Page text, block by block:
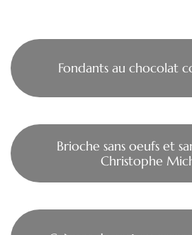
Fondants au chocolat
Brioche sans oeufs et
Christophe